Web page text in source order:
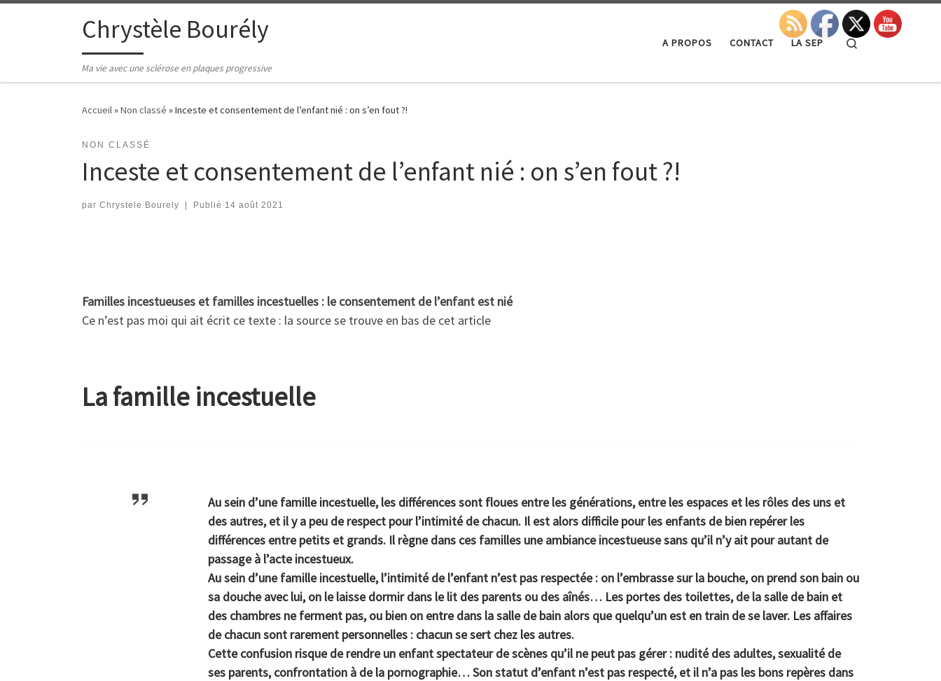
Passer au contenuChrystèle Bourély
Ma vie avec une sclérose en plaques progressive
A PROPOS CONTACT LA SEP Search
Accueil»Non classé »Inceste et consentement de l’enfant nié : on s’en fout ?!
NON CLASSÉ
Inceste et consentement de l’enfant nié : on s’en fout ?!
par Chrystele Bourely Publié 14 août 2021
Familles incestueuses et familles incestuelles : le consentement de l’enfant est nié
Ce n’est pas moi qui ait écrit ce texte : la source se trouve en bas de cet article
La famille incestuelle
Au sein d’unefamille incestuelle, les différences sont floues entre les générations, entre les espaces et les rôles des uns et
des autres, et il y a peu de respect pour l’intimité de chacun. Il est alors difficile pour les enfants de bien repérer les
différences entre petits et grands. Il règne dans ces familles uneambiance incestueusesans qu’il n’y ait pour autant de
passage à l’acte incestueux.
Au sein d’une famille incestuelle, l’intimité de l’enfant n’est pas respectée : on l’embrasse sur la bouche, on prend son bain ou
sa douche avec lui, on le laisse dormir dans le lit des parents ou des aînés… Les portes des toilettes, de la salle de bain et
des chambres ne ferment pas, ou bien on entre dans la salle de bain alors que quelqu’un est en train de se laver. Les affaires
de chacun sont rarement personnelles : chacun se sert chez les autres.
Cette confusion risque de rendre un enfant spectateur de scènes qu’il ne peut pas gérer : nudité des adultes, sexualité de
ses parents, confrontation à de la pornographie… Son statut d’enfant n’est pas respecté, et il n’a pas les bons repères dans